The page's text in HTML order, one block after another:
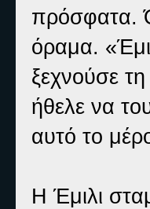
πρόσφατα.
όραμα.
ξεχνούσε
ήθελε να
αυτό το
Η Έμιλι